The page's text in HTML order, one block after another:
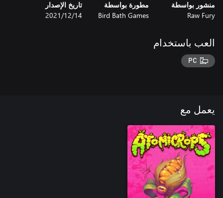
منشور بواسطة
Raw Fury
مطورة بواسطة
Bird Bath Games
تاريخ الإصدار
14‏/12‏/2021
العب باستخدام
PC
يعمل مع